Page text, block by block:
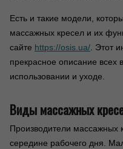
Есть и такие модели,
массажных кресел и их
сайте https://osis.ua/ . Этот
прекрасное описание
использовании и уходе.
Виды массажных
Производители массажных
середине рабочего дня.